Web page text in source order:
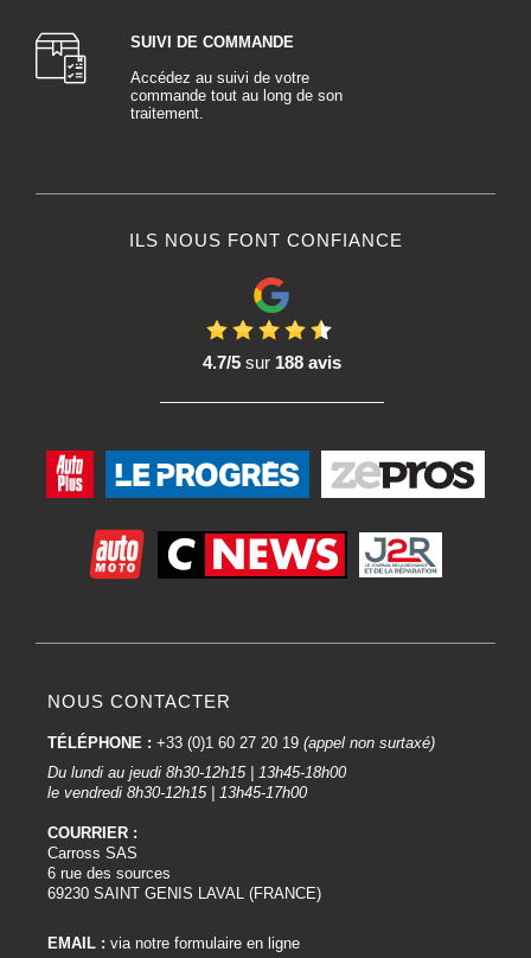
SUIVI DE COMMANDE
Accédez au suivi de votre
commande tout au long de son
traitement.
ILS NOUS FONT CONFIANCE
4.7/5sur 188 avis
NOUS CONTACTER
TÉLÉPHONE : +33 (0)1 60 27 20 19 (appel non surtaxé)
Du lundi au jeudi 8h30-12h15 | 13h45-18h00
le vendredi 8h30-12h15 | 13h45-17h00
COURRIER :
Carross SAS
6 rue des sources
69230 SAINT GENIS LAVAL (FRANCE)
EMAIL : via notre formulaire en ligne